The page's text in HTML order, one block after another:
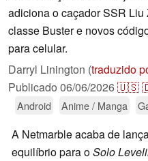
adiciona o caçador SSR
classe Buster e novos
para celular.
Darryl Linington (traduzido
Publicado 06/06/2026🇺🇸
Android Anime / Manga
A Netmarble acaba de
equilíbrio para oSolo